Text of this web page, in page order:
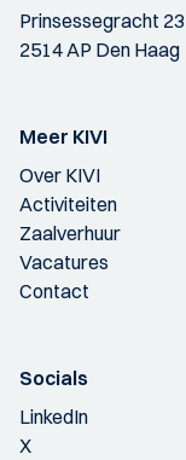
Prinsessegracht 23
2514 AP Den Haag
Meer KIVI
Over KIVI
Activiteiten
Zaalverhuur
Vacatures
Contact
Socials
LinkedIn
X